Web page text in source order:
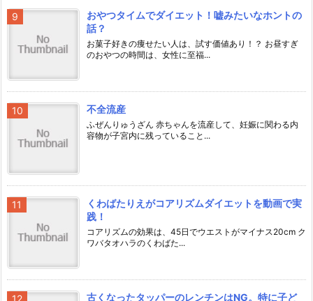
おやつタイムでダイエット！嘘みたいなホントの
話？
お菓子好きの痩せたい人は、試す価値あり！？ お昼すぎ
のおやつの時間は、女性に至福...
不全流産
ふぜんりゅうざん 赤ちゃんを流産して、妊娠に関わる内
容物が子宮内に残っていること...
くわばたりえがコアリズムダイエットを動画で実
践！
コアリズムの効果は、45日でウエストがマイナス20cm ク
ワバタオハラのくわばた...
古くなったタッパーのレンチンはNG。特に子ど